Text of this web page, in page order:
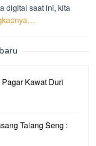
digital saat ini, kita
Kawat Duri
Talang Seng :